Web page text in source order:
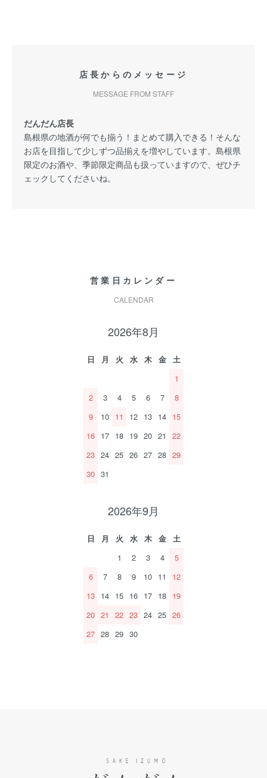
店長からのメッセージ
MESSAGE FROM STAFF
だんだん店長
島根県の地酒が何でも揃う！まとめて購入できる！そんな
お店を目指して少しずつ品揃えを増やしています。島根県
限定のお酒や、季節限定商品も扱っていますので、ぜひチ
ェックしてくださいね。
営業日カレンダー
CALENDAR
2026年8月
日 月 火 水 木 金
土
1
2
3 4 5 6 7
8
9
10 11 12 13 14 15
16 17 18 19 20 21
22
23 24 25 26 27 28 29
30 31
2026年9月
日 月 火 水 木 金
土
1
2 3 4
5
6
7 8 9 10 11
12
13 14 15 16 17 18 19
20 21 22 23 24 25 26
27 28 29 30